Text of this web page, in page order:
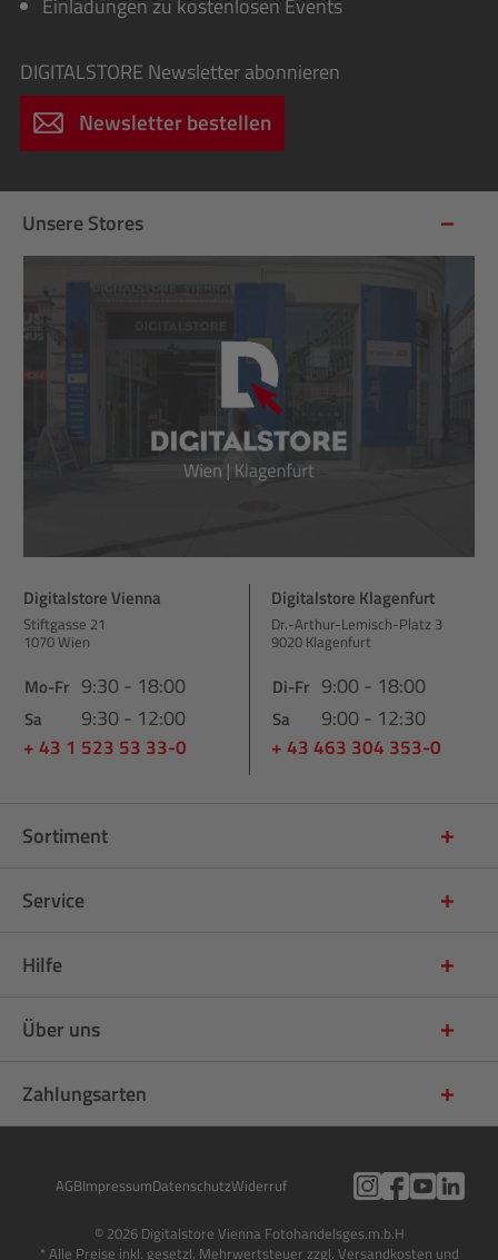
Einladungen zu kostenlosen Events
DIGITALSTORE Newsletter abonnieren
Newsletter bestellen
Unsere Stores
Digitalstore Vienna
Stiftgasse 21
1070 Wien
Mo-Fr 9:30 - 18:00
Sa 9:30 - 12:00
+ 43 1 523 53 33-0
Digitalstore Klagenfurt
Dr.-Arthur-Lemisch-Platz 3
9020 Klagenfurt
Di-Fr 9:00 - 18:00
Sa 9:00 - 12:30
+ 43 463 304 353-0
Sortiment
Service
Hilfe
Über uns
Zahlungsarten
AGBImpressumDatenschutzWiderruf
© 2026 Digitalstore Vienna Fotohandelsges.m.b.H
* Alle Preise inkl. gesetzl. Mehrwertsteuer zzgl. Versandkosten und